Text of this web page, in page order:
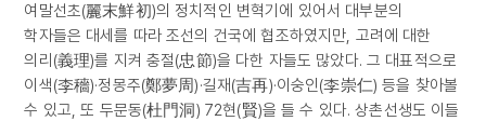
여말선초(麗末鮮初)의 정치적인 변혁기에 있어서 대부분의
학자들은 대세를 따라 조선의 건국에 협조하였지만, 고려에 대한
의리(義理)를 지켜 충절(忠節)을 다한 자들도 많았다. 그 대표적으로
이색(李穡)·정몽주(鄭夢周)·길재(吉再)·이숭인(李崇仁) 등을 찾아볼
수 있고, 또 두문동(杜門洞) 72현(賢)을 들 수 있다. 상촌선생도 이들